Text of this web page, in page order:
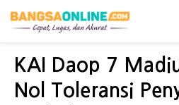
Home Jawa Timur
KAI Daop 7
Nol Toleransi